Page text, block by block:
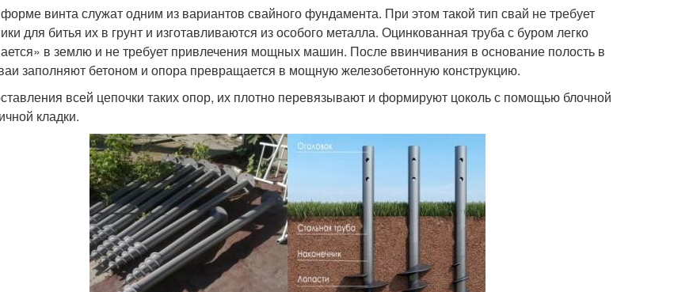
винта служат одним из вариантов свайного фундамента. При этом такой тип свай не требует
для битья их в грунт и изготавливаются из особого металла. Оцинкованная труба с буром легко
в землю и не требует привлечения мощных машин. После ввинчивания в основание полость в
заполняют бетоном и опора превращается в мощную железобетонную конструкцию.
всей цепочки таких опор, их плотно перевязывают и формируют цоколь с помощью блочной
кладки.